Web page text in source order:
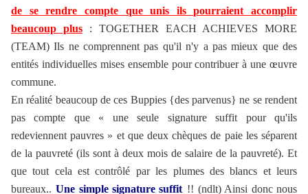
de se rendre compte que unis ils pourraient accomplir
beaucoup plus
: TOGETHER EACH ACHIEVES MORE
(TEAM) Ils ne comprennent pas qu'il n'y a pas mieux que des
entités individuelles mises ensemble pour contribuer à une œuvre
commune.
En réalité beaucoup de ces Buppies {des parvenus} ne se rendent
pas compte que « une seule signature suffit pour qu'ils
redeviennent pauvres » et que deux chèques de paie les séparent
de la pauvreté (ils sont à deux mois de salaire de la pauvreté). Et
que tout cela est contrôlé par les plumes des blancs et leurs
bureaux.. Une simple signature suffit !! (ndlt) Ainsi donc nous